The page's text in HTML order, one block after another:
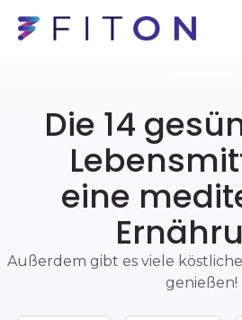
Die 14
eine
Außerdem gibt es viele
genießen!